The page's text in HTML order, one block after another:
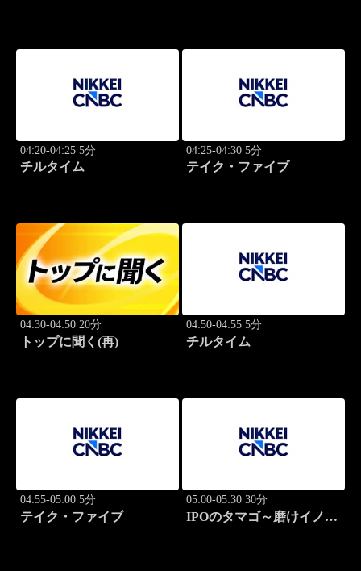
04:20-04:25 5分
チルタイム
04:25-04:30 5分
テイク・ファイブ
04:30-04:50 20分
トップに聞く(再)
04:50-04:55 5分
チルタイム
04:55-05:00 5分
テイク・ファイブ
05:00-05:30 30分
IPOのタマゴ～磨けイノベ